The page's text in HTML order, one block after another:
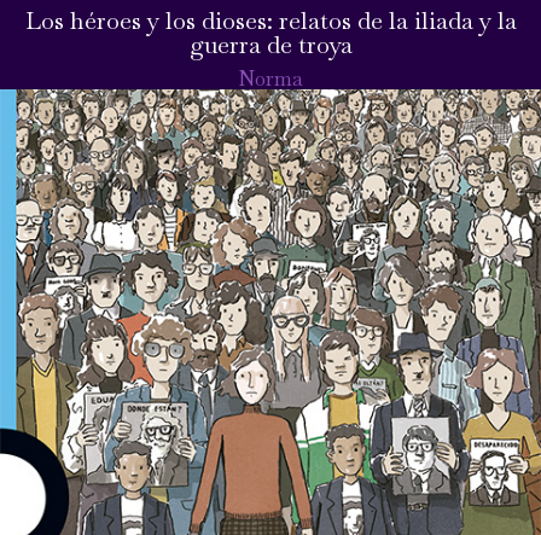
Los héroes y los dioses: relatos de la iliada y la
guerra de troya
Norma